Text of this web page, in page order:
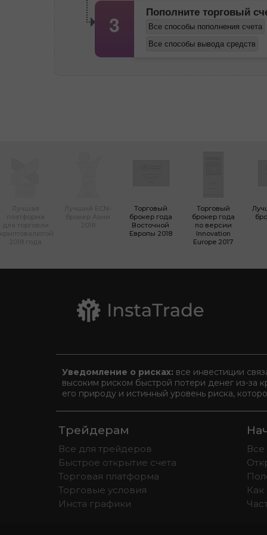
3 Пополните торговый
Все способы пополнения счета
Все способы вывода средств
Торговый
брокер года
Восточной
Европы 2018
Торговый
брокер года
по версии
Innovation
Europe 2017
Уведомление о рисках: все инвестиции
высоким риском быстрой потери денег из-за
его природу и истинный уровень риска,
Трейдерам
Все для трейдеров
Быстрое открытие счета
Торговая платформа
Торговые условия
Инста графики
Как